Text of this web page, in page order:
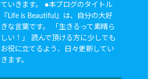
ていきます。 ●本ブログのタイトル
『Life is Beautiful』は、自分の大好
きな言葉です。 「生きるって素晴ら
しい！」 読んで頂ける方に少しでも
お役に立てるよう、日々更新してい
きます。